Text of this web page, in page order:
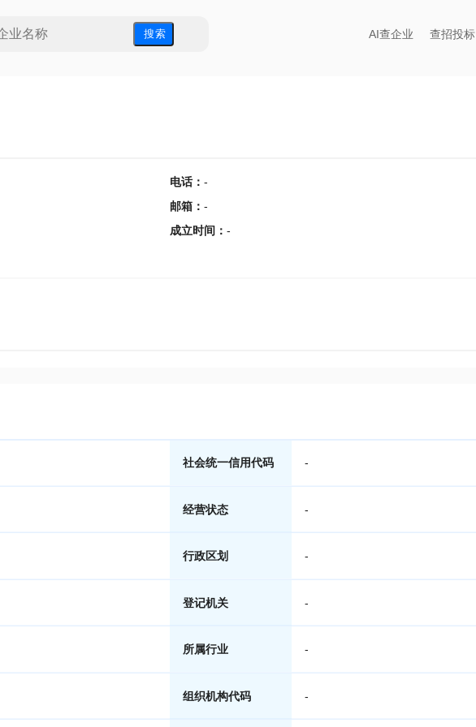
搜 索 AI查企业 查招投标
电话： -
邮箱 ： -
成立时间 ： -
社会统一信用代码 -
经营状态 -
行政区划 -
登记机关 -
所属行业 -
组织机构代码 -